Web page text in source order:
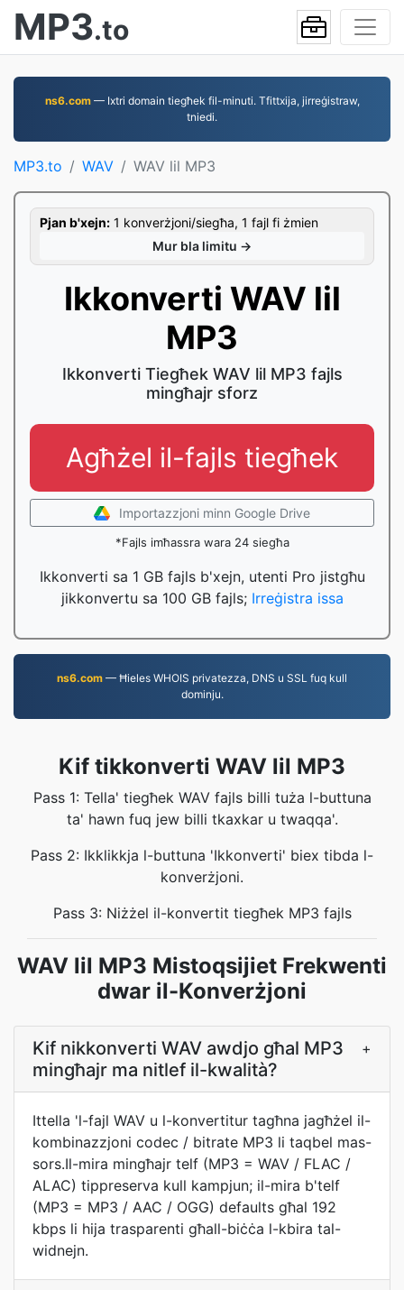
MP3.to
ns6.com— Ixtri domain tiegħek fil-minuti. Tfittxija, jirreġistraw,
tniedi.
MP3.to WAV WAV lil MP3
Pjan b'xejn: 1 konverżjoni/siegħa, 1 fajl fi żmien
Mur bla limitu →
Ikkonverti WAV lil
MP3
Ikkonverti Tiegħek WAV lil MP3 fajls
mingħajr sforz
Agħżel il-fajls tiegħek
Importazzjoni minn Google Drive
*Fajls imħassra wara 24 siegħa
Ikkonverti sa 1 GB fajls b'xejn, utenti Pro jistgħu
jikkonvertu sa 100 GB fajls; Irreġistra issa
ns6.com — Ħieles WHOIS privatezza, DNS u SSL fuq kull
dominju.
Kif tikkonverti WAV lil MP3
Pass 1: Tella' tiegħek WAV fajls billi tuża l-buttuna
ta' hawn fuq jew billi tkaxkar u twaqqa'.
Pass 2: Ikklikkja l-buttuna 'Ikkonverti' biex tibda l-
konverżjoni.
Pass 3: Niżżel il-konvertit tiegħek MP3 fajls
WAV lil MP3 Mistoqsijiet Frekwenti
dwar il-Konverżjoni
Kif nikkonverti WAV awdjo għal MP3
mingħajr ma nitlef il-kwalità?
+
Ittella 'l-fajl WAV u l-konvertitur tagħna jagħżel il-
kombinazzjoni codec / bitrate MP3 li taqbel mas-
sors.Il-mira mingħajr telf (MP3 = WAV / FLAC /
ALAC) tippreserva kull kampjun; il-mira b'telf
(MP3 = MP3 / AAC / OGG) defaults għal 192
kbps li hija trasparenti għall-biċċa l-kbira tal-
widnejn.